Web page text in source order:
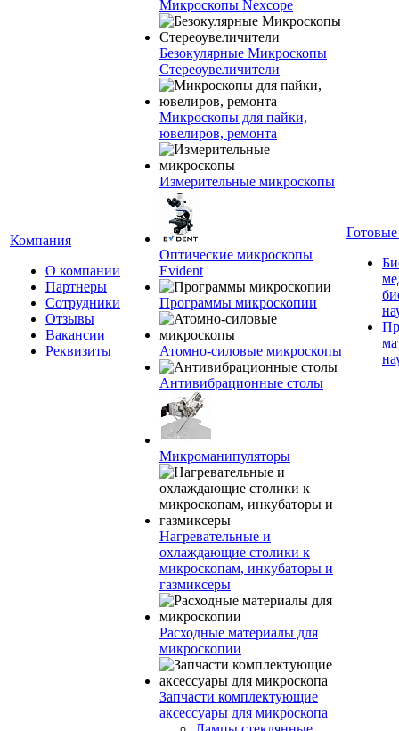
Компания
О компании
Партнеры
Сотрудники
Отзывы
Вакансии
Реквизиты
Микроскопы Nexcope
Безокулярные Микроскопы
Стереоувеличители
Микроскопы для пайки,
ювелиров, ремонта
Измерительные микроскопы
Оптические микроскопы
Evident
Программы микроскопии
Атомно-силовые микроскопы
Антивибрационные столы
Микроманипуляторы
Нагревательные и
охлаждающие столики к
микроскопам, инкубаторы и
газмиксеры
Расходные материалы для
микроскопии
Запчасти комплектующие
аксессуары для микроскопа